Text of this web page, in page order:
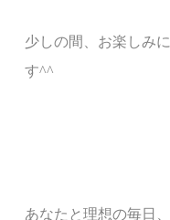
少しの間、 お楽しみ
す^^
あなたと理想の毎日、